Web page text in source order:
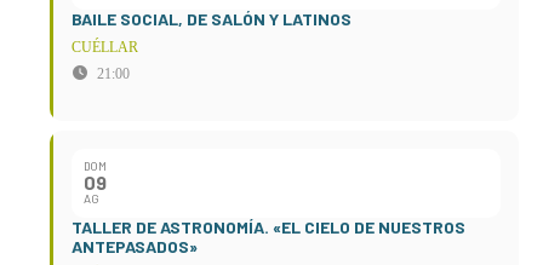
BAILE SOCIAL, DE SALÓN Y LATINOS
CUÉLLAR
21:00
DOM
09
AG
TALLER DE ASTRONOMÍA. «EL CIELO DE NUESTROS
ANTEPASADOS»